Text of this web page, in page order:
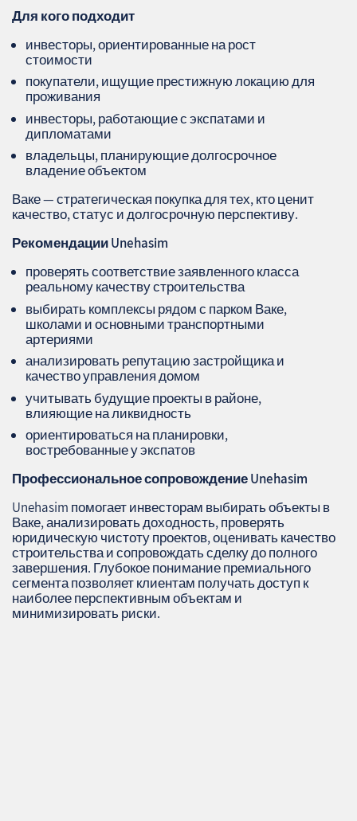
Для кого подходит
инвесторы, ориентированные на рост
стоимости
покупатели, ищущие престижную локацию для
проживания
инвесторы, работающие с экспатами и
дипломатами
владельцы, планирующие долгосрочное
владение объектом
Ваке — стратегическая покупка для тех, кто ценит
качество, статус и долгосрочную перспективу.
Рекомендации Unehasim
проверять соответствие заявленного класса
реальному качеству строительства
выбирать комплексы рядом с парком Ваке,
школами и основными транспортными
артериями
анализировать репутацию застройщика и
качество управления домом
учитывать будущие проекты в районе,
влияющие на ликвидность
ориентироваться на планировки,
востребованные у экспатов
Профессиональное сопровождениеUnehasim
Unehasim помогает инвесторам выбирать объекты в
Ваке, анализировать доходность, проверять
юридическую чистоту проектов, оценивать качество
строительства и сопровождать сделку до полного
завершения. Глубокое понимание премиального
сегмента позволяет клиентам получать доступ к
наиболее перспективным объектам и
минимизировать риски.